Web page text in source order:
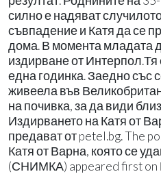
силно е надяват
съвпадение и Катя да се
дома. В момента младата
издирване от Интерпол.Тя
една годинка. Заедно със
живеела във
на почивка, за да види
Издирването на Катя от
предават от petel.bg. The
Катя от Варна, която се
(СНИМКА) appeared first on